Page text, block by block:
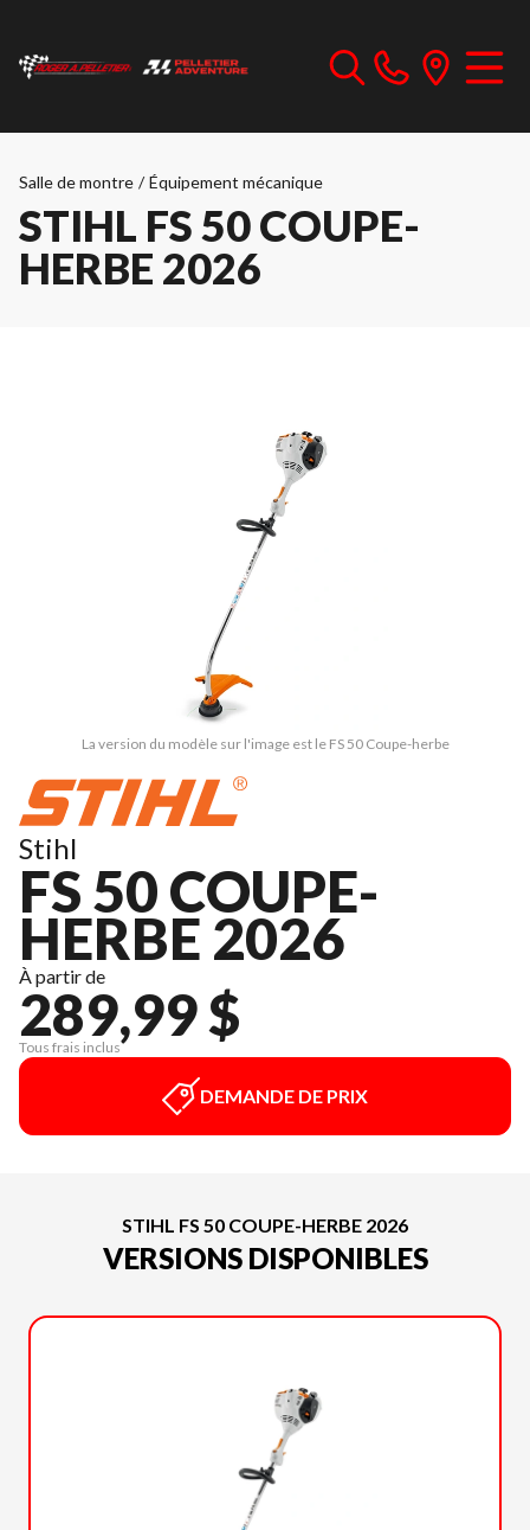
Salle de montre / Équipement mécanique
STIHL FS 50 COUPE-
HERBE 2026
La version du modèle sur l'image est le FS 50 Coupe-herbe
Stihl
FS 50 COUPE-
HERBE 2026
À partir de
289,99 $
Tous frais inclus
DEMANDE DE PRIX
STIHL FS 50 COUPE-HERBE 2026
VERSIONS DISPONIBLES